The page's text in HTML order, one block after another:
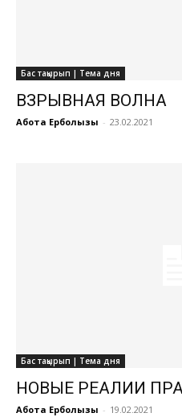
Бас тақырып | Тема дня
ВЗРЫВНАЯ ВОЛНА
Ақбота Ерболқызы - 23.02.2021
Бас тақырып | Тема дня
НОВЫЕ РЕАЛИИ
Ақбота Ерболқызы - 19.02.2021